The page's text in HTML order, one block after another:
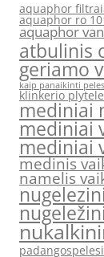
aquaphor filtrai
aquaphor ro
aquaphor
atbulinis
geriamo
kaip panaikinti
klinkerio
mediniai
mediniai
mediniai
medinis
namelis
padangos